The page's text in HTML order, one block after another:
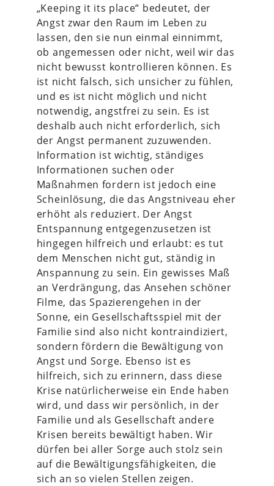
„Keeping it its place“ bedeutet, der
Angst zwar den Raum im Leben zu
lassen, den sie nun einmal einnimmt,
ob angemessen oder nicht, weil wir das
nicht bewusst kontrollieren können. Es
ist nicht falsch, sich unsicher zu fühlen,
und es ist nicht möglich und nicht
notwendig, angstfrei zu sein. Es ist
deshalb auch nicht erforderlich, sich
der Angst permanent zuzuwenden.
Information ist wichtig, ständiges
Informationen suchen oder
Maßnahmen fordern ist jedoch eine
Scheinlösung, die das Angstniveau eher
erhöht als reduziert. Der Angst
Entspannung entgegenzusetzen ist
hingegen hilfreich und erlaubt: es tut
dem Menschen nicht gut, ständig in
Anspannung zu sein. Ein gewisses Maß
an Verdrängung, das Ansehen schöner
Filme, das Spazierengehen in der
Sonne, ein Gesellschaftsspiel mit der
Familie sind also nicht kontraindiziert,
sondern fördern die Bewältigung von
Angst und Sorge. Ebenso ist es
hilfreich, sich zu erinnern, dass diese
Krise natürlicherweise ein Ende haben
wird, und dass wir persönlich, in der
Familie und als Gesellschaft andere
Krisen bereits bewältigt haben. Wir
dürfen bei aller Sorge auch stolz sein
auf die Bewältigungsfähigkeiten, die
sich an so vielen Stellen zeigen.